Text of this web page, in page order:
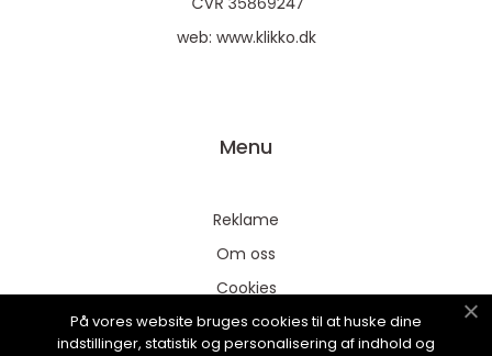
web: www.klikko.dk
Menu
Reklame
Om oss
Cookies
Kontakt Oss
På vores website bruges cookies til at huske dine
indstillinger, statistik og personalisering af indhold og